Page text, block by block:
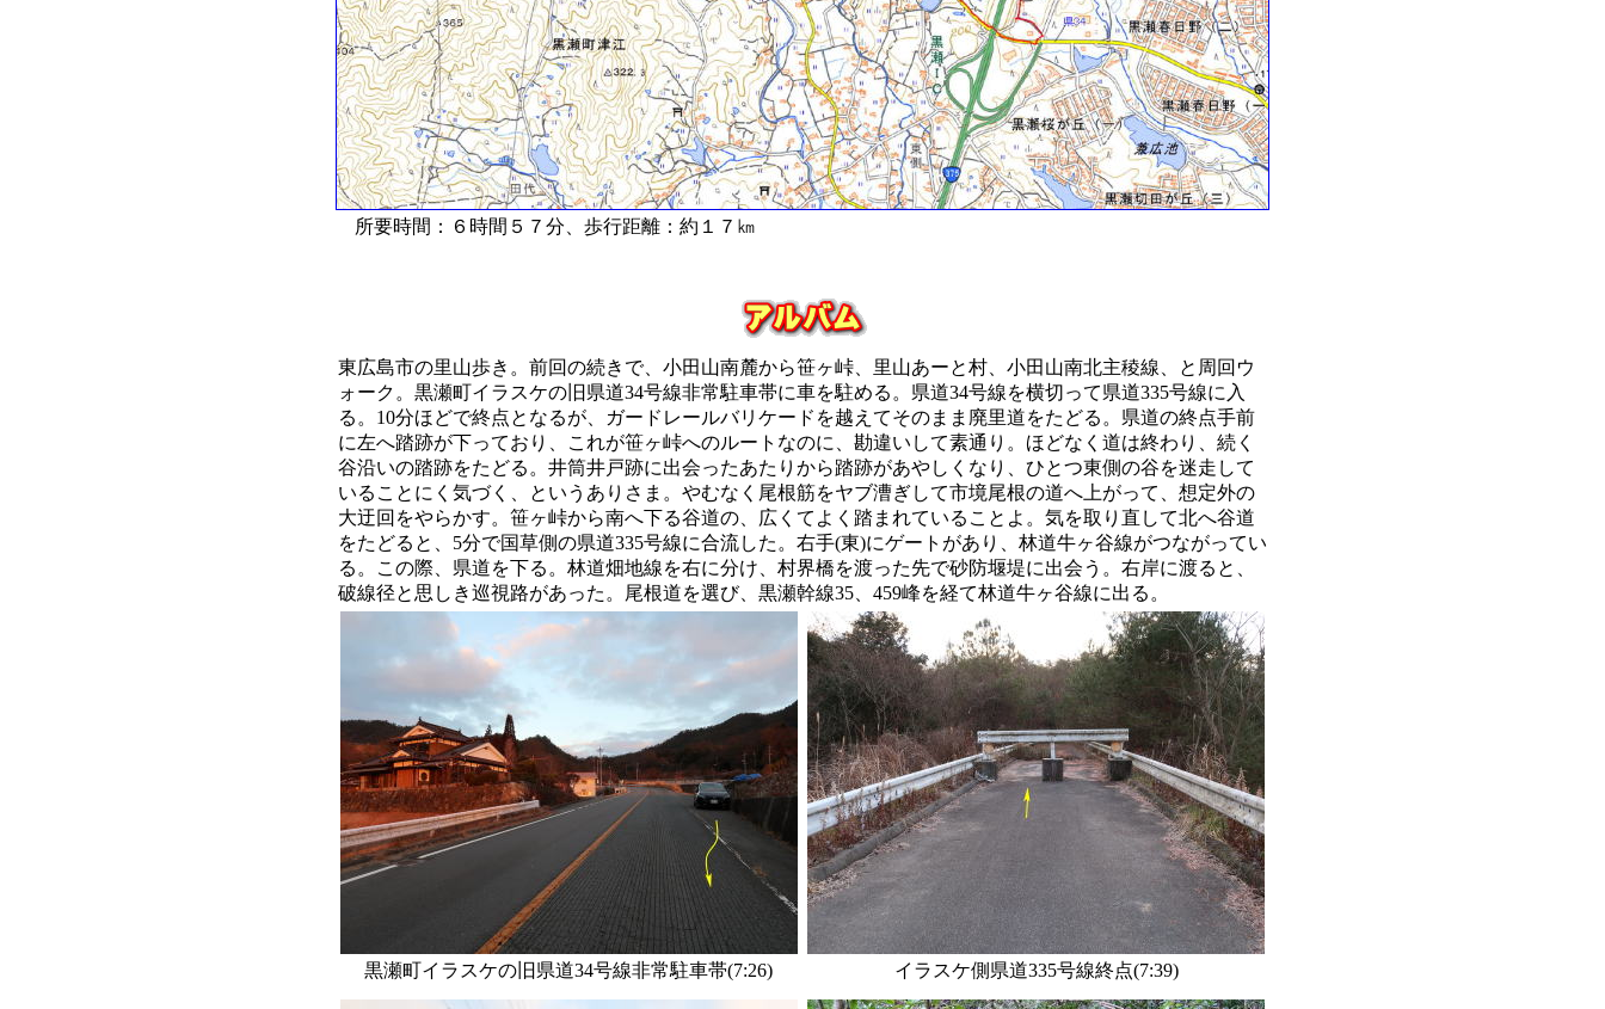
所要時間：６時間５７分、歩行距離：約１７㎞
東広島市の里山歩き。前回の続きで、小田山南麓から笹ヶ峠、里山あーと村、小田山南北主稜線、と周回ウ
ォーク。黒瀬町イラスケの旧県道34号線非常駐車帯に車を駐める。県道34号線を横切って県道335号線に入
る。10分ほどで終点となるが、ガードレールバリケードを越えてそのまま廃里道をたどる。県道の終点手前
に左へ踏跡が下っており、これが笹ヶ峠へのルートなのに、勘違いして素通り。ほどなく道は終わり、続く
谷沿いの踏跡をたどる。井筒井戸跡に出会ったあたりから踏跡があやしくなり、ひとつ東側の谷を迷走して
いることにく気づく、というありさま。やむなく尾根筋をヤブ漕ぎして市境尾根の道へ上がって、想定外の
大迂回をやらかす。笹ヶ峠から南へ下る谷道の、広くてよく踏まれていることよ。気を取り直して北へ谷道
をたどると、5分で国草側の県道335号線に合流した。右手(東)にゲートがあり、林道牛ヶ谷線がつながってい
る。この際、県道を下る。林道畑地線を右に分け、村界橋を渡った先で砂防堰堤に出会う。右岸に渡ると、
破線径と思しき巡視路があった。尾根道を選び、黒瀬幹線35、459峰を経て林道牛ヶ谷線に出る。
黒瀬町イラスケの旧県道34号線非常駐車帯(7:26) イラスケ側県道335号線終点(7:39)